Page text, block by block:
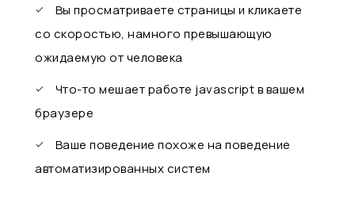
Вы просматриваете страницы и кликаете
со скоростью, намного превышающую
ожидаемую от человека
Что-то мешает работе javascript в вашем
браузере
Ваше поведение похоже на поведение
автоматизированных систем